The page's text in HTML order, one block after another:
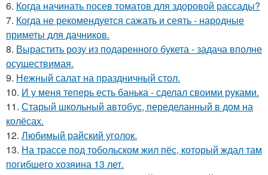
6. Когда начинать посев томатов для здоровой рассады?
7. Когда не рекомендуется сажать и сеять - народные
приметы для дачников.
8. Вырастить розу из подаренного букета - задача вполне
осуществимая.
9. Нежный салат на праздничный стол.
10. И у меня теперь есть банька - сделал своими руками.
11. Старый школьный автобус, переделанный в дом на
колёсах.
12. Любимый райский уголок.
13. На трассе под тобольском жил пёс, который ждал там
погибшего хозяина 13 лет.